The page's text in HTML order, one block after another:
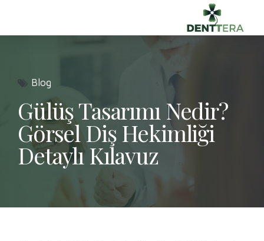
Blog
Gülüş Tasarımı Nedir?
Görsel Diş Hekimliği
Detaylı Kılavuz